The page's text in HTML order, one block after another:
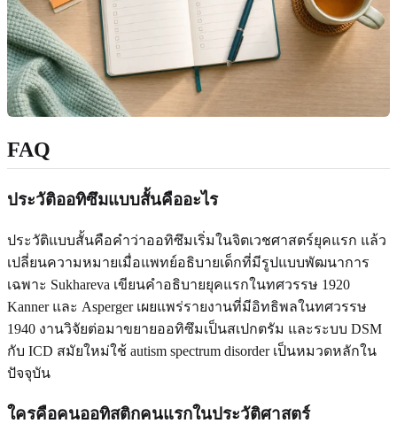
FAQ
ประวัติออทิซึมแบบสั้นคืออะไร
ประวัติแบบสั้นคือคำว่าออทิซึมเริ่มในจิตเวชศาสตร์ยุคแรก แล้ว
เปลี่ยนความหมายเมื่อแพทย์อธิบายเด็กที่มีรูปแบบพัฒนาการ
เฉพาะ Sukhareva เขียนคำอธิบายยุคแรกในทศวรรษ 1920
Kanner และ Asperger เผยแพร่รายงานที่มีอิทธิพลในทศวรรษ
1940 งานวิจัยต่อมาขยายออทิซึมเป็นสเปกตรัม และระบบ DSM
กับ ICD สมัยใหม่ใช้ autism spectrum disorder เป็นหมวดหลักใน
ปัจจุบัน
ใครคือคนออทิสติกคนแรกในประวัติศาสตร์